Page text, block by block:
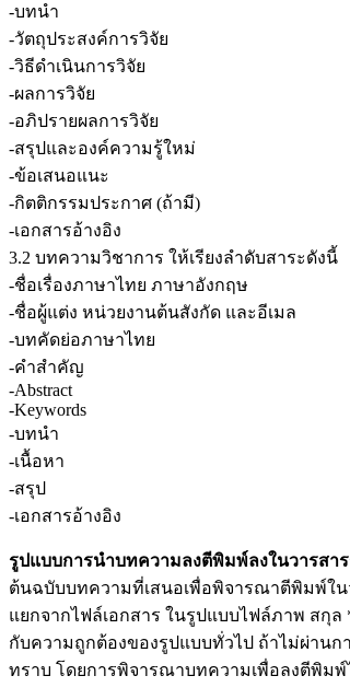
-บทนำ
-วัตถุประสงค์การวิจัย
-วิธีดำเนินการวิจัย
-ผลการวิจัย
-อภิปรายผลการวิจัย
-สรุปและองค์ความรู้ใหม่
-ข้อเสนอแนะ
-กิตติกรรมประกาศ (ถ้ามี)
-เอกสารอ้างอิง
3.2 บทความวิชาการ ให้เรียงลำดับสาระดังนี้
-ชื่อเรื่องภาษาไทย ภาษาอังกฤษ
-ชื่อผู้แต่ง หน่วยงานต้นสังกัด และอีเมล
-บทคัดย่อภาษาไทย
-คำสำคัญ
-Abstract
-Keywords
-บทนำ
-เนื้อหา
-สรุป
-เอกสารอ้างอิง
รูปแบบการนำบทความลงตีพิมพ์ลงในวารสา
ต้นฉบับบทความที่เสนอเพื่อพิจารณาตีพิมพ์ในว
แยกจากไฟล์เอกสาร ในรูปแบบไฟล์ภาพ สกุล
กับความถูกต้องของรูปแบบทั่วไป ถ้าไม่ผ่าน
ทราบ โดยการพิจารณาบทความเพื่อลงตีพิม